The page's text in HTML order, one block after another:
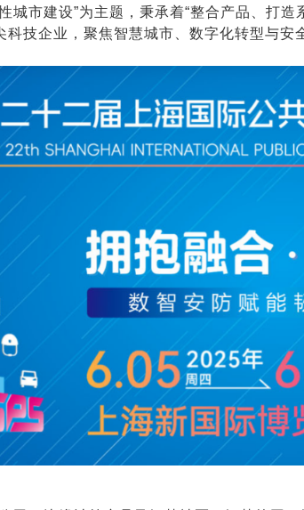
鲲鹏双路高性能服务器
市建设”为主题，秉承着“整合产品、打造
技企业，聚焦智慧城市、数字化转型与安